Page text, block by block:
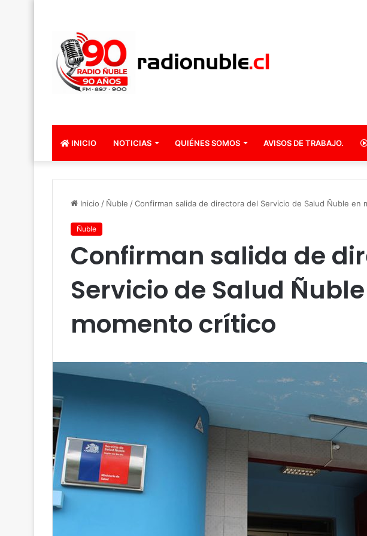
INICIO NOTICIAS QUIÉNES SOMOS AVISOS DE TRABAJO.
Inicio / Ñuble /Confirman salida de directora del Servicio de Salud Ñuble en
Ñuble
Confirman salida de
Servicio de Salud
momento crítico